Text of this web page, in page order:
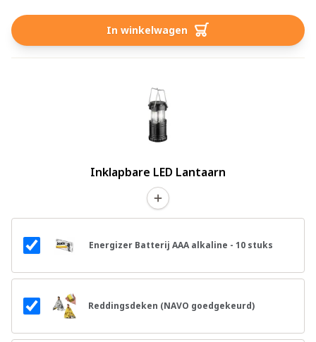
In winkelwagen
Inklapbare LED Lantaarn
Energizer Batterij AAA alkaline - 10 stuks
Reddingsdeken (NAVO goedgekeurd)